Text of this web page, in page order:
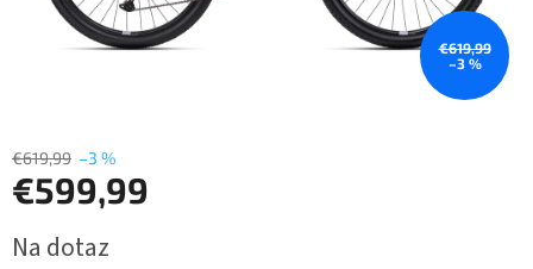
€619,99
–3 %
€619,99 –3 %
€599,99
cena:
Na dotaz